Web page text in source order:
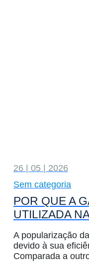
26 | 05 | 2026
Sem categoria
POR QUE A
UTILIZADA
A popularização
devido à sua
Comparada a